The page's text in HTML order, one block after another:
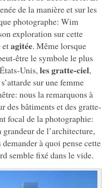
de la manière et sur les
photographe: Wim
exploration sur cette
etagitée. Même lorsque
être le symbole le plus
Unis, les gratte-ciel,
sur une femme
nous la remarquons à
des bâtiments et des gratte-
focal de la photographie:
de l’architecture,
à quoi pense cette
semble fixé dans le vide.